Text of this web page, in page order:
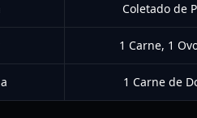
Coletado de
1 Carne, 1
1 Carne de